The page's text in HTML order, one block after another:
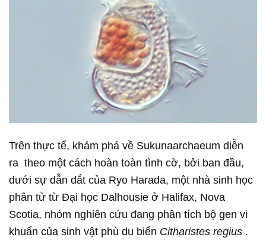
Trên thực tế, khám phá về Sukunaarchaeum diễn
ra theo một cách hoàn toàn tình cờ, bởi ban đầu,
dưới sự dẫn dắt của Ryo Harada, một nhà sinh học
phân tử từ Đại học Dalhousie ở Halifax, Nova
Scotia, nhóm nghiên cứu đang phân tích bộ gen vi
khuẩn của sinh vật phù du biển Citharistes regius .